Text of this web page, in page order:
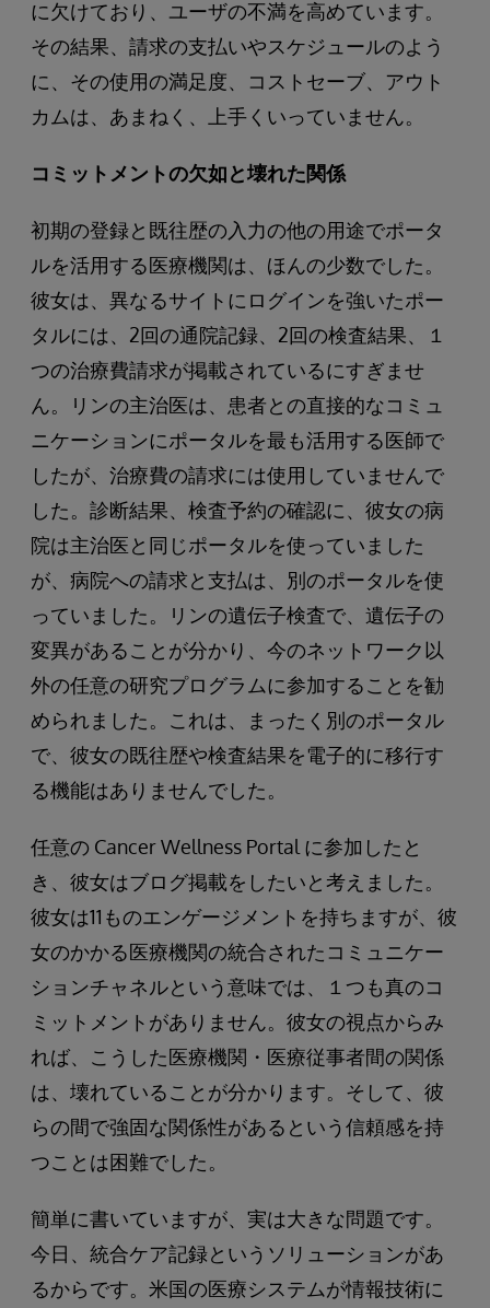
に欠けており、ユーザの不満を高めています。
その結果、請求の支払いやスケジュールのよう
に、その使用の満足度、コストセーブ、アウト
カムは、あまねく、上手くいっていません。
コミットメントの欠如と壊れた関係
初期の登録と既往歴の入力の他の用途でポータ
ルを活用する医療機関は、ほんの少数でした。
彼女は、異なるサイトにログインを強いたポー
タルには、2回の通院記録、2回の検査結果、１
つの治療費請求が掲載されているにすぎませ
ん。リンの主治医は、患者との直接的なコミュ
ニケーションにポータルを最も活用する医師で
したが、治療費の請求には使用していませんで
した。診断結果、検査予約の確認に、彼女の病
院は主治医と同じポータルを使っていました
が、病院への請求と支払は、別のポータルを使
っていました。リンの遺伝子検査で、遺伝子の
変異があることが分かり、今のネットワーク以
外の任意の研究プログラムに参加することを勧
められました。これは、まったく別のポータル
で、彼女の既往歴や検査結果を電子的に移行す
る機能はありませんでした。
任意の Cancer Wellness Portal に参加したと
き、彼女はブログ掲載をしたいと考えました。
彼女は11ものエンゲージメントを持ちますが、彼
女のかかる医療機関の統合されたコミュニケー
ションチャネルという意味では、１つも真のコ
ミットメントがありません。彼女の視点からみ
れば、こうした医療機関・医療従事者間の関係
は、壊れていることが分かります。そして、彼
らの間で強固な関係性があるという信頼感を持
つことは困難でした。
簡単に書いていますが、実は大きな問題です。
今日、統合ケア記録というソリューションがあ
るからです。米国の医療システムが情報技術に